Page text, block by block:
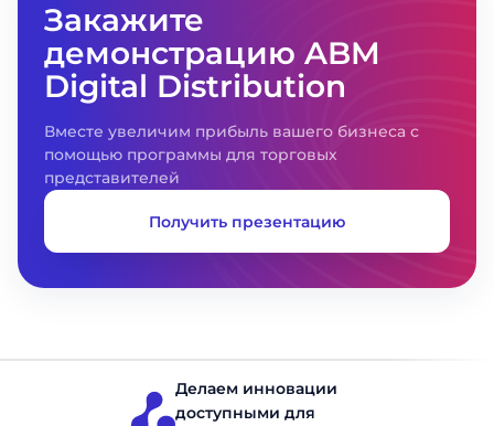
Закажите
демонстрацию ABM
Digital Distribution
Вместе увеличим прибыль вашего бизнеса с
помощью программы для торговых
представителей
Получить презентацию
Делаем инновации
доступными для